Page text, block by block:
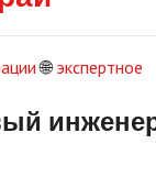
🌐экспертное